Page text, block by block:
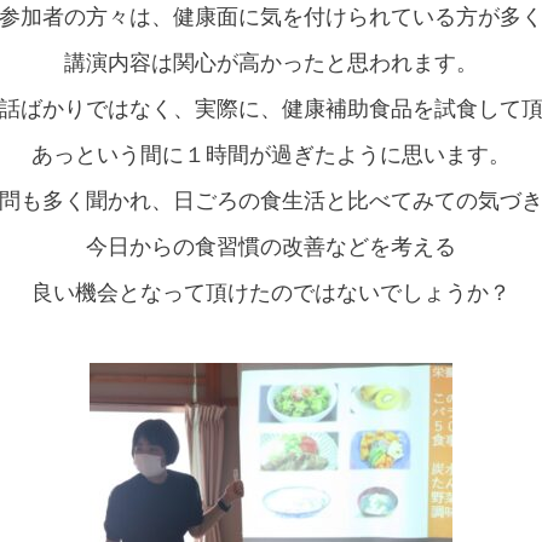
参加者の方々は、健康面に気を付けられている方が多く
講演内容は関心が高かったと思われます。
ばかりではなく、実際に、健康補助食品を試食して
あっという間に１時間が過ぎたように思います。
も多く聞かれ、日ごろの食生活と比べてみての気づ
今日からの食習慣の改善などを考える
良い機会となって頂けたのではないでしょうか？